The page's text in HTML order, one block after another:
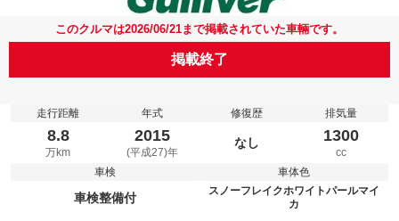
このクルマは2026/06/21まで掲載されていた車輛です。
掲載終了
走行距離
8.8
万km
年式
2015
(平成27)年
修復歴
なし
排気量
1300
cc
車検
車検整備付
車体色
スノーフレイクホワイトパールマイ
カ